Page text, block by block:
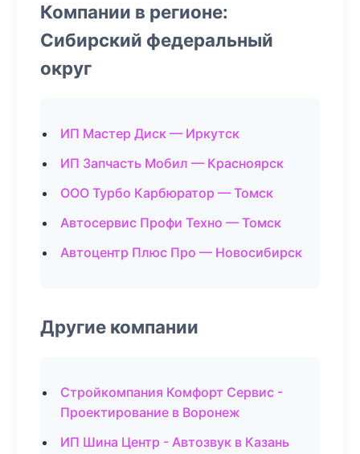
Компании в регионе:
Сибирский федеральный
округ
ИП Мастер Диск — Иркутск
ИП Запчасть Мобил — Красноярск
ООО Турбо Карбюратор — Томск
Автосервис Профи Техно — Томск
Автоцентр Плюс Про — Новосибирск
Другие компании
Стройкомпания Комфорт Сервис -
Проектирование в Воронеж
ИП Шина Центр - Автозвук в Казань